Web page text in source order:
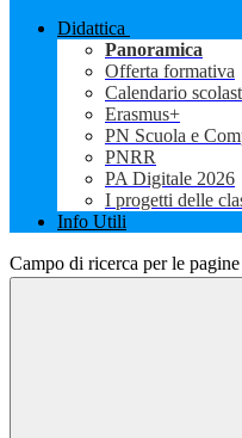
Didattica
Panoramica
Offerta formativa
Calendario
Erasmus+
PN Scuola e
PNRR
PA Digitale 2026
I progetti delle
Info Utili
Campo di ricerca per le